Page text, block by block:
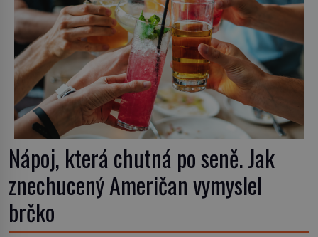
Nápoj, která chutná po seně. Jak
znechucený Američan vymyslel
brčko